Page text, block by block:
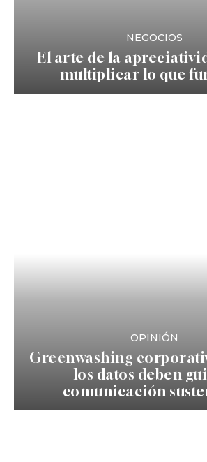
NEGOCIOS
El arte de la
multiplicar lo que
OPINIÓN
Greenwashing
los datos deben
comunicación